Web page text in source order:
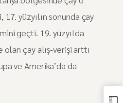
yüzyılın sonunda çay
geçti. 19. yüzyılda
olan çay alış-verişi arttı
ve Amerika’da da